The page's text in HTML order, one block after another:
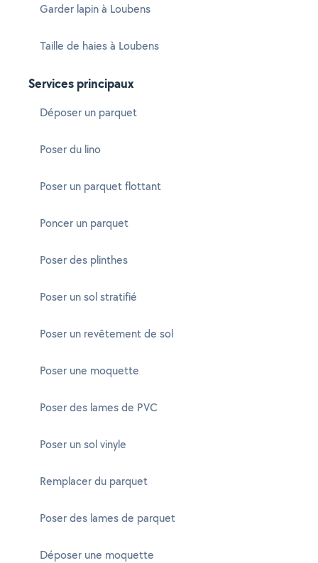
Garder lapin à Loubens
Taille de haies à Loubens
Services principaux
Déposer un parquet
Poser du lino
Poser un parquet flottant
Poncer un parquet
Poser des plinthes
Poser un sol stratifié
Poser un revêtement de sol
Poser une moquette
Poser des lames de PVC
Poser un sol vinyle
Remplacer du parquet
Poser des lames de parquet
Déposer une moquette